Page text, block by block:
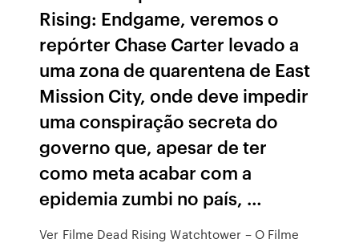
Rising: Endgame, veremos o
repórter Chase Carter levado a
uma zona de quarentena de East
Mission City, onde deve impedir
uma conspiração secreta do
governo que, apesar de ter
como meta acabar com a
epidemia zumbi no país, …
Ver Filme Dead Rising Watchtower – O Filme